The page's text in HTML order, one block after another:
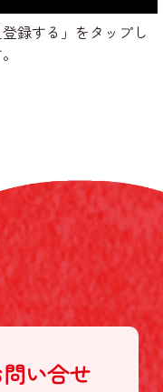
録する」をタップし
い合せ